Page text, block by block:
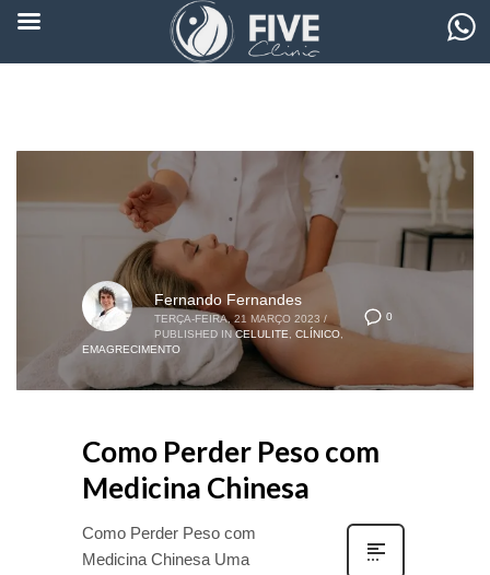
0
Fernando Fernandes
TERÇA-FEIRA, 21 MARÇO 2023 /
PUBLISHED IN CELULITE, CLÍNICO,
EMAGRECIMENTO
Como Perder Peso com
Medicina Chinesa
Como Perder Peso com
Medicina Chinesa Uma